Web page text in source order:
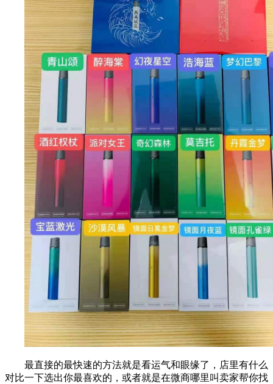
最直接的最快速的方法就是看运气和眼缘了，店里有什么
对比一下选出你最喜欢的，或者就是在微商哪里叫卖家帮你找